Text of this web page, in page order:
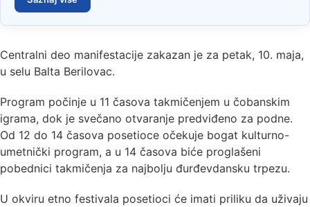
Centralni deo manifestacije zakazan je za petak, 10. maja,
u selu Balta Berilovac.
Program počinje u 11 časova takmičenjem u čobanskim
igrama, dok je svečano otvaranje predviđeno za podne.
Od 12 do 14 časova posetioce očekuje bogat kulturno-
umetnički program, a u 14 časova biće proglašeni
pobednici takmičenja za najbolju đurđevdansku trpezu.
U okviru etno festivala posetioci će imati priliku da uživaju